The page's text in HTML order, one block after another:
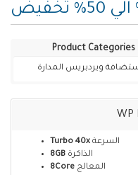
Product Categories
WP
Turbo 40x السرعة
8GB الذاكرة
8Core المعالج